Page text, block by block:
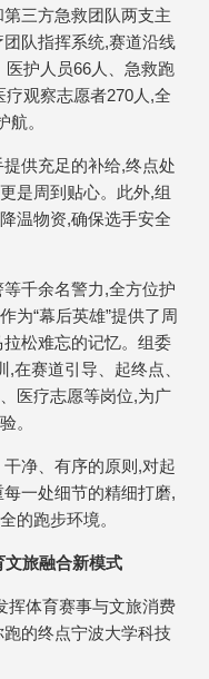
三方急救团队两支主
队指挥系统,赛道沿线
护人员66人、急救跑
观察志愿者270人,全
。
供充足的补给,终点处
是周到贴心。此外,组
温物资,确保选手安全
千余名警力,全方位护
为“幕后英雄”提供了周
松难忘的记忆。组委
在赛道引导、起终点、
医疗志愿等岗位,为广
。
净、有序的原则,对起
一处细节的精细打磨,
的跑步环境。
文旅融合新模式
挥体育赛事与文旅消费
的终点宁波大学科技